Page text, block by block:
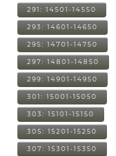
291: 14501-14550
293: 14601-14650
295: 14701-14750
297: 14801-14850
299: 14901-14950
301: 15001-15050
303: 15101-15150
305: 15201-15250
307: 15301-15350